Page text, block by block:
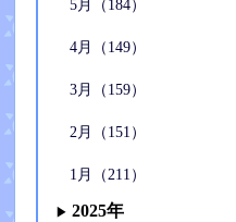
5月（184）
4月（149）
3月（159）
2月（151）
1月（211）
2025年